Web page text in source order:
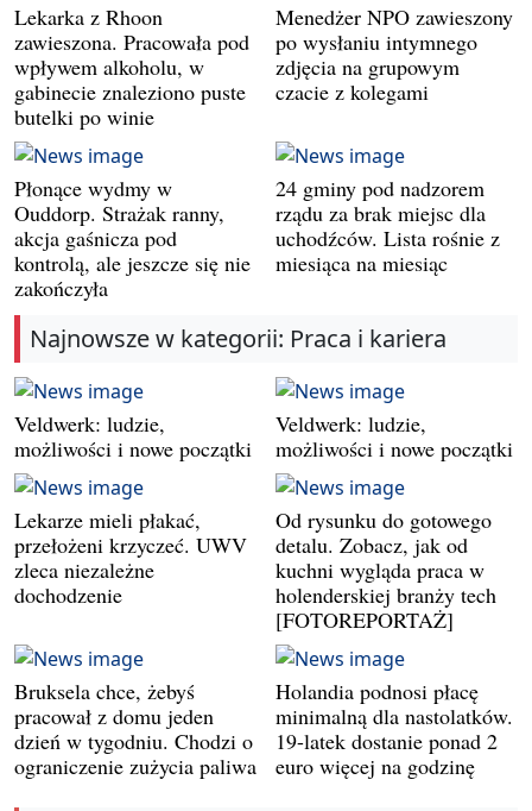
Lekarka z Rhoon
zawieszona. Pracowała pod
wpływem alkoholu, w
gabinecie znaleziono puste
butelki po winie
Menedżer NPO zawieszony
po wysłaniu intymnego
zdjęcia na grupowym
czacie z kolegami
Płonące wydmy w
Ouddorp. Strażak ranny,
akcja gaśnicza pod
kontrolą, ale jeszcze się nie
zakończyła
24 gminy pod nadzorem
rządu za brak miejsc dla
uchodźców. Lista rośnie z
miesiąca na miesiąc
Najnowsze w kategorii: Praca i kariera
Veldwerk: ludzie,
możliwości i nowe początki
Veldwerk: ludzie,
możliwości i nowe początki
Lekarze mieli płakać,
przełożeni krzyczeć. UWV
zleca niezależne
dochodzenie
Od rysunku do gotowego
detalu. Zobacz, jak od
kuchni wygląda praca w
holenderskiej branży tech
[FOTOREPORTAŻ]
Bruksela chce, żebyś
pracował z domu jeden
dzień w tygodniu. Chodzi o
ograniczenie zużycia paliwa
Holandia podnosi płacę
minimalną dla nastolatków.
19-latek dostanie ponad 2
euro więcej na godzinę